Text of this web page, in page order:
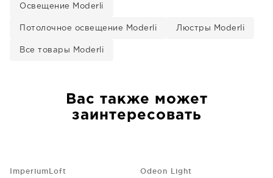
Освещение Moderli
Потолочное освещение Moderli Люстры Moderli
Все товары Moderli
Вас также может
заинтересовать
ImperiumLoft
Odeon Light